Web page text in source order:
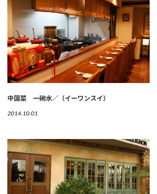
中国菜 一碗水／（イーワンスイ）
2014.10.01